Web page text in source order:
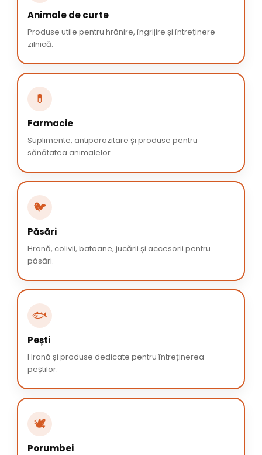
Animale de curte
Produse utile pentru hrănire, îngrijire și întreținere
zilnică.
💊
Farmacie
Suplimente, antiparazitare și produse pentru
sănătatea animalelor.
🐦
Păsări
Hrană, colivii, batoane, jucării și accesorii pentru
păsări.
🐟
Pești
Hrană și produse dedicate pentru întreținerea
peștilor.
🕊️
Porumbei